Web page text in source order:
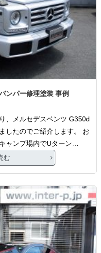
ンパー修理塗装 事例
、メルセデスベンツ G350d
したのでご紹介します。 お
ャンプ場内でUターン…
む